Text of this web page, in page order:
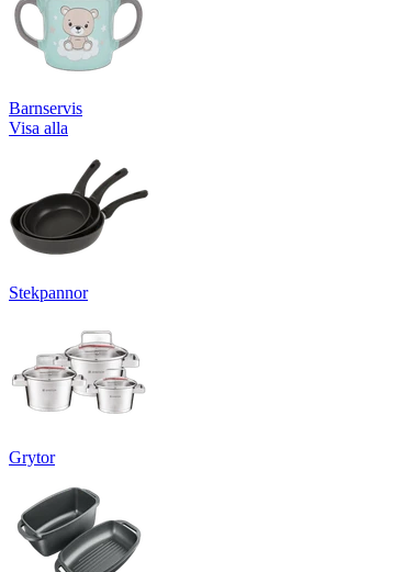
Barnservis
Visa alla
Stekpannor
Grytor